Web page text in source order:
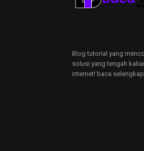
Blog tutorial yang
solusi yang tengah
internet! baca